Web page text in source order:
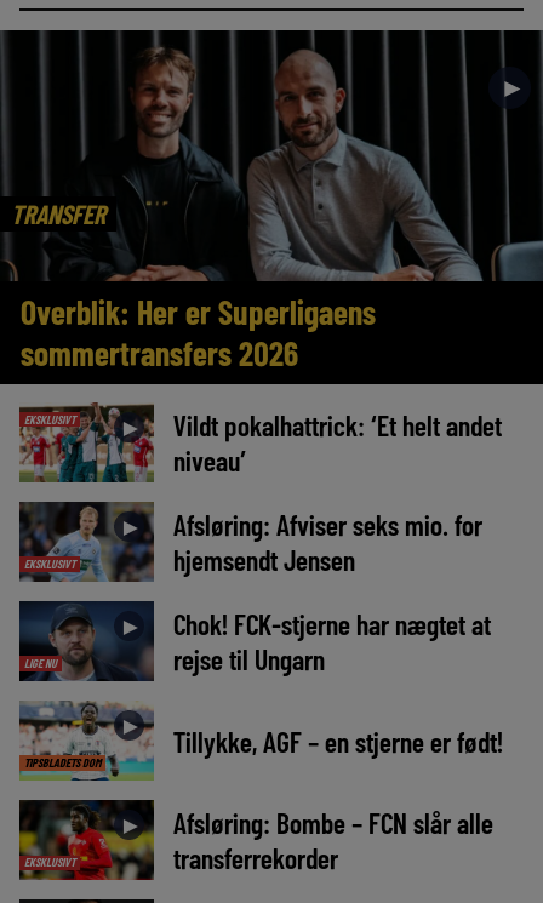
TRANSFER
►
Overblik: Her er Superligaens
sommertransfers 2026
EKSKLUSIVT ►
Vildt pokalhattrick: ‘Et helt andet
niveau’
EKSKLUSIVT
►
Afsløring: Afviser seks mio. for
hjemsendt Jensen
LIGE NU
►
Chok! FCK-stjerne har nægtet at
rejse til Ungarn
TIPSBLADETS DOM
► Tillykke, AGF – en stjerne er født!
EKSKLUSIVT
►
Afsløring: Bombe – FCN slår alle
transferrekorder